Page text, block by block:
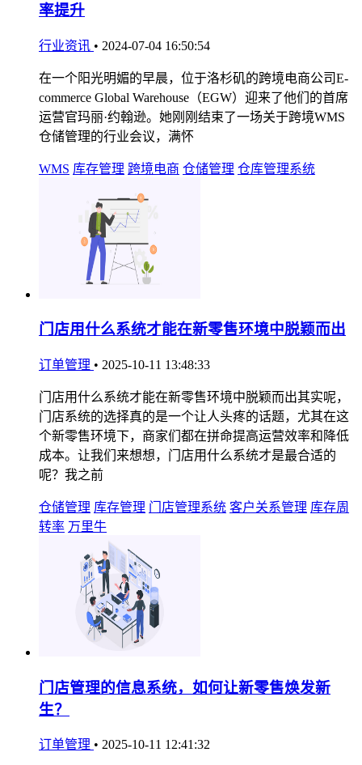
率提升
行业资讯 • 2024-07-04 16:50:54
在一个阳光明媚的早晨，位于洛杉矶的跨境电商公司E-
commerce Global Warehouse（EGW）迎来了他们的首席
运营官玛丽·约翰逊。她刚刚结束了一场关于跨境WMS
仓储管理的行业会议，满怀
WMS 库存管理 跨境电商 仓储管理 仓库管理系统
门店用什么系统才能在新零售环境中脱颖而出
订单管理 • 2025-10-11 13:48:33
门店用什么系统才能在新零售环境中脱颖而出其实呢，
门店系统的选择真的是一个让人头疼的话题，尤其在这
个新零售环境下，商家们都在拼命提高运营效率和降低
成本。让我们来想想，门店用什么系统才是最合适的
呢？我之前
仓储管理 库存管理 门店管理系统 客户关系管理 库存周
转率 万里牛
门店管理的信息系统，如何让新零售焕发新
生？
订单管理 • 2025-10-11 12:41:32